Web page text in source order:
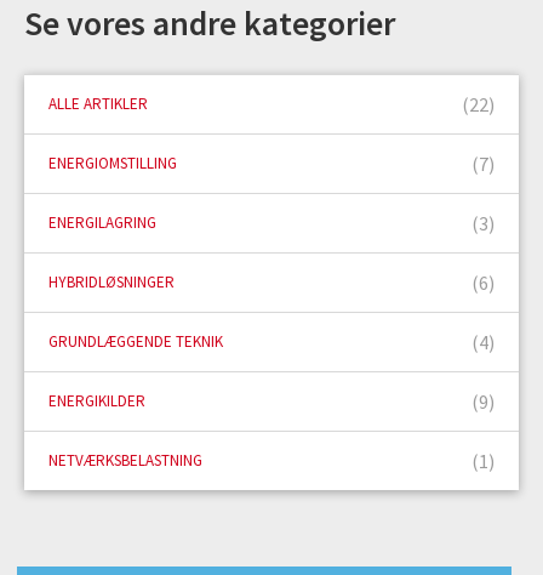
Se vores andre kategorier
ALLE ARTIKLER (22)
ENERGIOMSTILLING (7)
ENERGILAGRING (3)
HYBRIDLØSNINGER (6)
GRUNDLÆGGENDE TEKNIK (4)
ENERGIKILDER (9)
NETVÆRKSBELASTNING (1)